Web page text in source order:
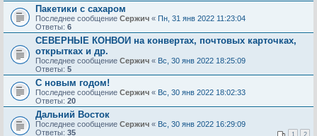
Пакетики с сахаром
Последнее сообщение Сержич « Пн, 31 янв 2022 11:23:04
Ответы: 6
СЕВЕРНЫЕ КОНВОИ на конвертах, почтовых карточках,
открытках и др.
Последнее сообщение Сержич « Вс, 30 янв 2022 18:25:09
Ответы: 5
С новым годом!
Последнее сообщение Сержич « Вс, 30 янв 2022 18:02:33
Ответы: 20
Дальний Восток
Последнее сообщение Сержич « Вс, 30 янв 2022 16:29:09
Ответы: 35 1 2